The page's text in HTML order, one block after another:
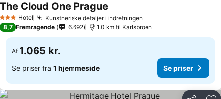
3 StjernerHotel Kunstneriske detaljer i indretningen
The Cloud One Prague
8,7 Fremragende 6.692 1.0 km til Karlsbroen
Af 1.065 kr.
Se priser fra 1 hjemmeside Se priser